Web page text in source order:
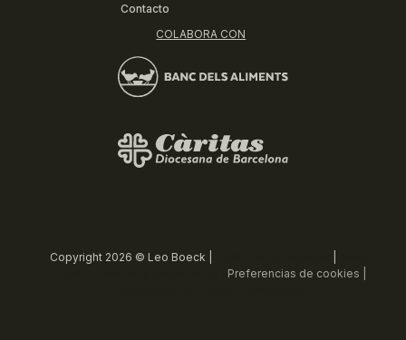
Contacto
COLABORA CON
Copyright 2026 © Leo Boeck |
Preferencias de cookies |